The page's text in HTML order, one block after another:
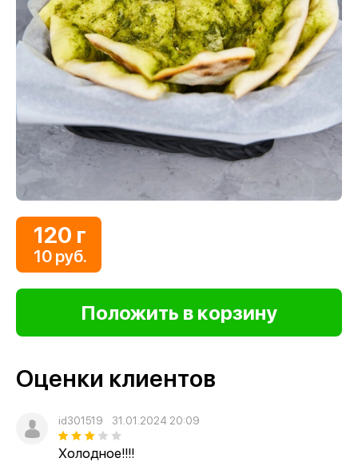
120 г
10 руб.
Оценки клиентов
id301519 31.01.2024 20:09
Холодное!!!!